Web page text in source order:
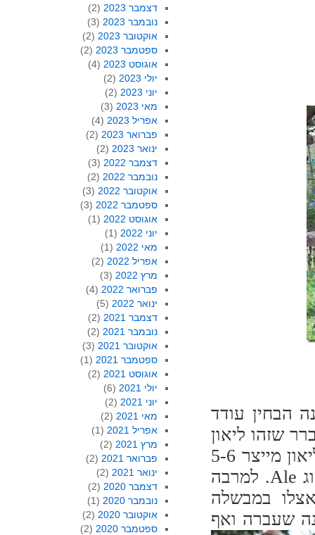
הבחין עודד
שזהו ליאון
סולומון ממבשלת שמשון היושבת בקיבוץ צרעה. ליאון מייצר 5-6
סוגי בירה קבועים ועוד 5 בירות עונתיות, רובן מסוג Ale. למרבה
במבשלה
שעברה ואף
דצמבר 2023
(2)
נובמבר 2023
(3)
אוקטובר 2023
(2)
ספטמבר 2023
(2)
אוגוסט 2023
(4)
יולי 2023
(2)
יוני 2023
(2)
מאי 2023
(3)
אפריל 2023
(4)
פברואר 2023
(2)
ינואר 2023
(2)
דצמבר 2022
(3)
נובמבר 2022
(2)
אוקטובר 2022
(3)
ספטמבר 2022
(3)
אוגוסט 2022
(1)
יוני 2022
(1)
מאי 2022
(1)
אפריל 2022
(2)
מרץ 2022
(3)
פברואר 2022
(4)
ינואר 2022
(5)
דצמבר 2021
(2)
נובמבר 2021
(2)
אוקטובר 2021
(3)
ספטמבר 2021
(1)
אוגוסט 2021
(2)
יולי 2021
(6)
יוני 2021
(2)
מאי 2021
(2)
אפריל 2021
(1)
מרץ 2021
(2)
פברואר 2021
(2)
ינואר 2021
(2)
דצמבר 2020
(2)
נובמבר 2020
(1)
אוקטובר 2020
(2)
ספטמבר 2020
(2)